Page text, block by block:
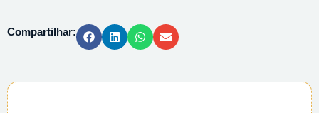
Compartilhar: